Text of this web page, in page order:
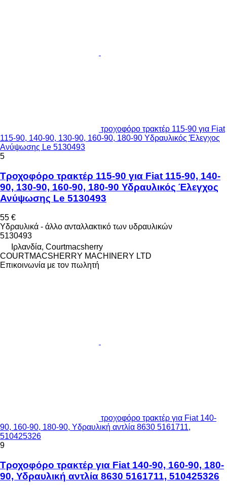
τροχοφόρο τρακτέρ 115-90 για Fiat
115-90, 140-90, 130-90, 160-90, 180-90 Υδραυλικός Έλεγχος
Ανύψωσης Le 5130493
5
Τροχοφόρο τρακτέρ 115-90 για Fiat 115-90, 140-
90, 130-90, 160-90, 180-90 Υδραυλικός Έλεγχος
Ανύψωσης Le 5130493
55 €
Υδραυλικά - άλλο ανταλλακτικό των υδραυλικών
5130493
Ιρλανδία, Courtmacsherry
COURTMACSHERRY MACHINERY LTD
Επικοινωνία με τον πωλητή
τροχοφόρο τρακτέρ για Fiat 140-
90, 160-90, 180-90, Υδραυλική αντλία 8630 5161711,
510425326
9
Τροχοφόρο τρακτέρ για Fiat 140-90, 160-90, 180-
90, Υδραυλική αντλία 8630 5161711, 510425326